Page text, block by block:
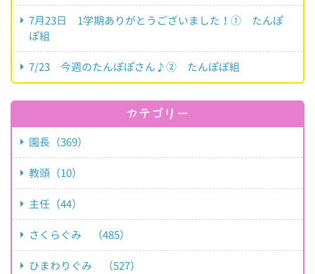
7月23日 1学期ありがとうございました！① たんぽ
ぽ組
7/23 今週のたんぽぽさん♪② たんぽぽ組
カテゴリー
園長（369）
教頭（10）
主任（44）
さくらぐみ （485）
ひまわりぐみ （527）